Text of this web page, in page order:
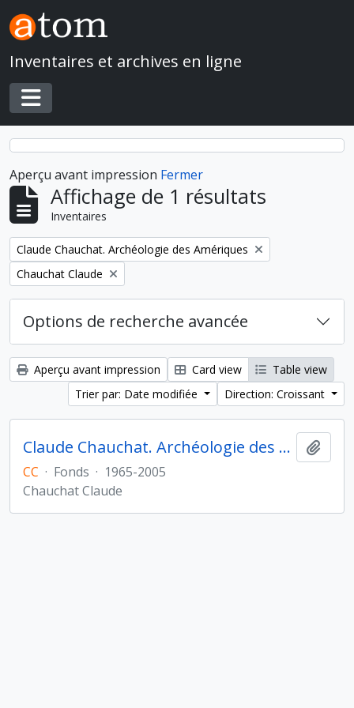
Skip to main content
Inventaires et archives en ligne
Toggle navigation
Aperçu avant impression Fermer
Affichage de 1 résultats
Inventaires
Remove filter:
Claude Chauchat. Archéologie des Amériques
Remove filter:
Chauchat Claude
Options de recherche avancée
Aperçu avant impression Card view
Table view
Trier par: Date modifiée
Direction: Croissant
Claude Chauchat. Archéologie des Amériques
CC · Fonds · 1965-2005
Chauchat Claude